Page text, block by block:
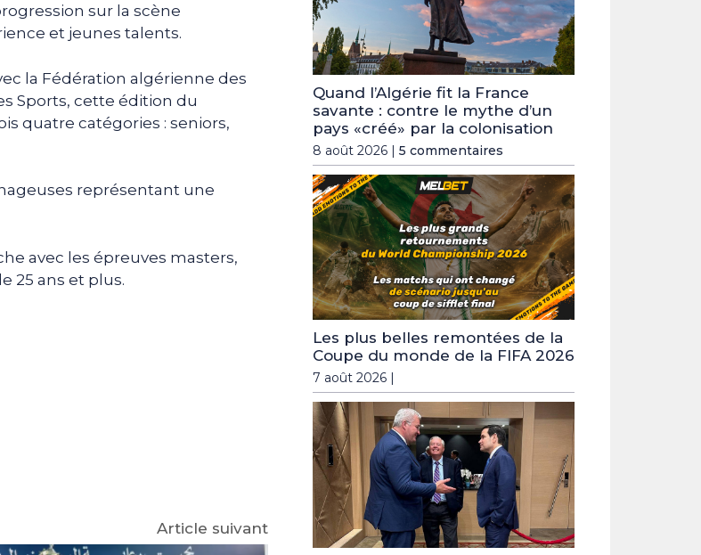
sur la scène
et jeunes talents.
la Fédération algérienne des
Sports, cette édition du
quatre catégories : seniors,
représentant une
avec les épreuves masters,
25 ans et plus.
Article suivant
Quand l’Algérie fit la France
savante : contre le mythe d’un
pays «créé» par la colonisation
8 août 2026 | 5 commentaires
Les plus belles remontées de la
Coupe du monde de la FIFA 2026
7 août 2026 |